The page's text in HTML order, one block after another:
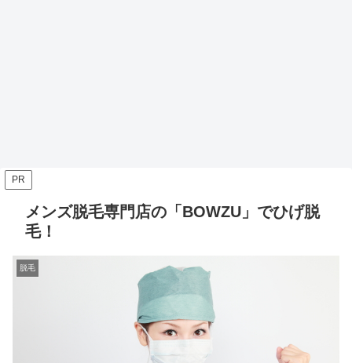
PR
メンズ脱毛専門店の「BOWZU」でひげ脱
毛！
脱毛